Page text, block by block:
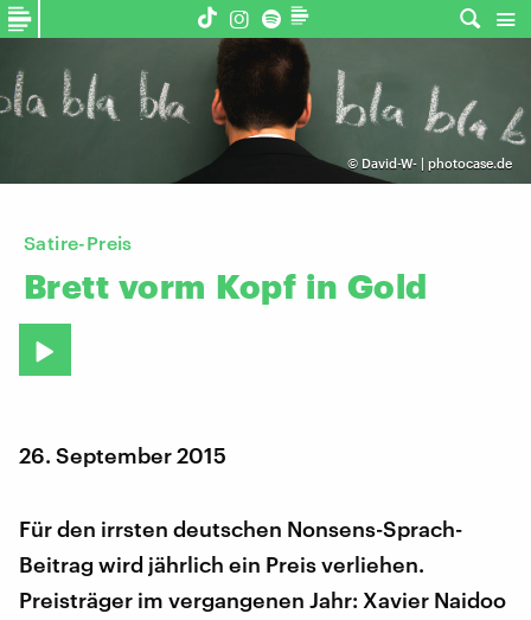
© David-W- | photocase.de
Satire-Preis
Brett vorm Kopf in Gold
26. September 2015
Für den irrsten deutschen Nonsens-Sprach-
Beitrag wird jährlich ein Preis verliehen.
Preisträger im vergangenen Jahr: Xavier Naidoo